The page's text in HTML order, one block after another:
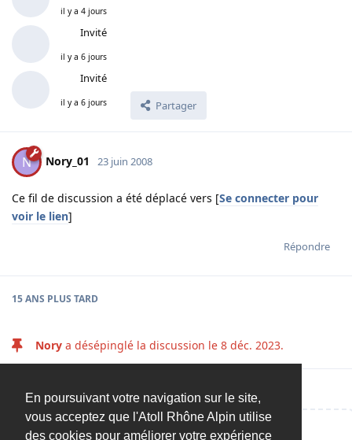
En poursuivant votre navigation sur le site,
vous acceptez que l'Atoll Rhône Alpin utilise
des cookies pour améliorer votre expérience
il y a 4 jours
Invité
il y a 6 jours
Invité
il y a 6 jours Partager
N Nory_01 23 juin 2008
Ce fil de discussion a été déplacé vers [Se connecter pour
voir le lien]
Répondre
15 ANS PLUS TARD
Nory a désépinglé la discussion le 8 déc. 2023.